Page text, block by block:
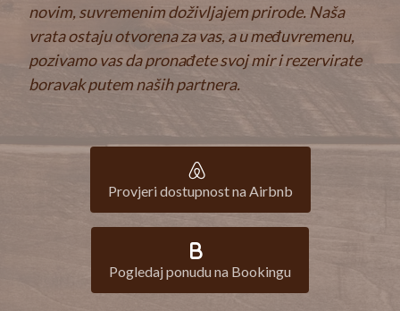
novim, suvremenim doživljajem prirode. Naša
vrata ostaju otvorena za vas, a u međuvremenu,
pozivamo vas da pronađete svoj mir i rezervirate
boravak putem naših partnera.
Provjeri dostupnost na Airbnb
Pogledaj ponudu na Bookingu